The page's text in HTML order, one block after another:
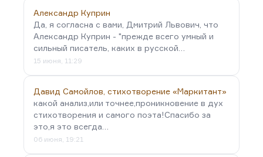
Александр Куприн
Да, я согласна с вами, Дмитрий Львович, что
Александр Куприн - "прежде всего умный и
сильный писатель, каких в русской…
15 июня, 11:29
Давид Самойлов, стихотворение «Маркитант»
какой анализ,или точнее,проникновение в дух
стихотворения и самого поэта!Спасибо за
это,я это всегда…
06 июня, 19:21